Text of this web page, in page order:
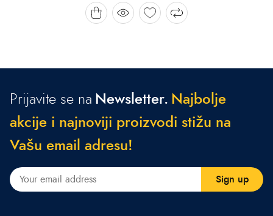
Prijavite se na Newsletter. Naj bo je
a kcije i najnoviji proizvod i stižu na
Vašu emai ad resu!